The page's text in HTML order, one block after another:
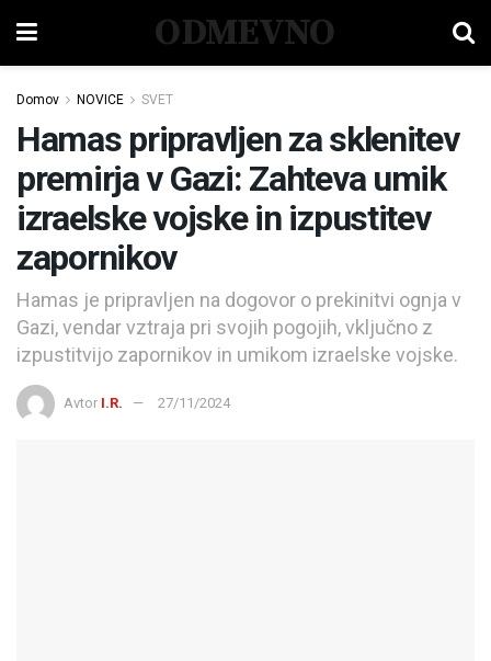
ODMEVNO
Domov NOVICE SVET
Hamas pripravljen za sklenitev
premirja v Gazi: Zahteva umik
izraelske vojske in izpustitev
zapornikov
Hamas je pripravljen na dogovor o prekinitvi ognja v
Gazi, vendar vztraja pri svojih pogojih, vključno z
izpustitvijo zapornikov in umikom izraelske vojske.
Avtor I.R. 27/11/2024